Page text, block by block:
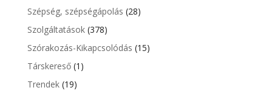
Szépség, szépségápolás (28)
Szolgáltatások(378)
Szórakozás-Kikapcsolódás (15)
Társkereső(1)
Trendek(19)